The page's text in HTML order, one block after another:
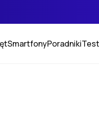
SmartfonyPoradniki